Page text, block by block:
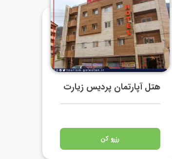
هتل آپارتمان پردیس زیارت
رزرو کن